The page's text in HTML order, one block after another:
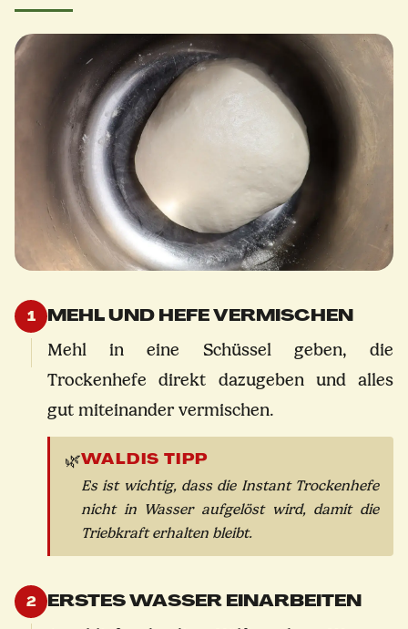
1 MEHL UND HEFE VERMISCHEN
Mehl in eine Schüssel geben, die
Trockenhefe direkt dazugeben und alles
gut miteinander vermischen.
🌿WALDIS TIPP
Es ist wichtig, dass die Instant Trockenhefe
nicht in Wasser aufgelöst wird, damit die
Triebkraft erhalten bleibt.
2 ERSTES WASSER EINARBEITEN